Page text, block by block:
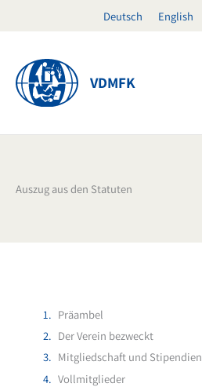
Deutsch English
VDMFK
Auszug aus den Statuten
Präambel
Der Verein bezweckt
Mitgliedschaft und Stipendien
Vollmitglieder